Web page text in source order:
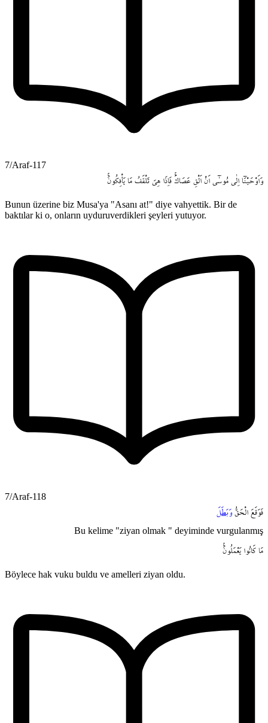
7/Araf-117
وَاَوْحَيْنَٓا اِلٰى مُوسٰٓى اَنْ اَلْقِ عَصَاكَۚ فَاِذَا هِيَ تَلْقَفُ مَا يَأْفِكُونَۚ
Bunun üzerine biz Musa'ya "Asanı at!" diye vahyettik. Bir de
baktılar ki o, onların uyduruverdikleri şeyleri yutuyor.
7/Araf-118
فَوَقَعَ الْحَقُّ وَبَطَلَ
Bu kelime "ziyan olmak " deyiminde vurgulanmış
مَا كَانُوا يَعْمَلُونَۚ
Böylece hak vuku buldu ve amelleri ziyan oldu.